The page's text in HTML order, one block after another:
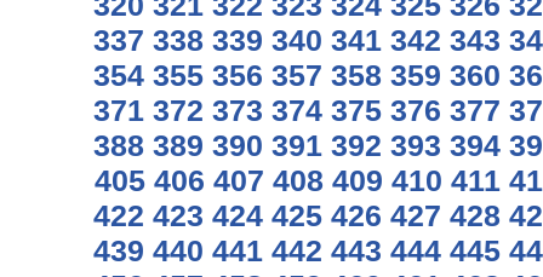
337 338 339 340 341 342 343
354 355 356 357 358 359 360
371 372 373 374 375 376 377
388 389 390 391 392 393 394
405 406 407 408 409 410 411
422 423 424 425 426 427 428
439 440 441 442 443 444 445